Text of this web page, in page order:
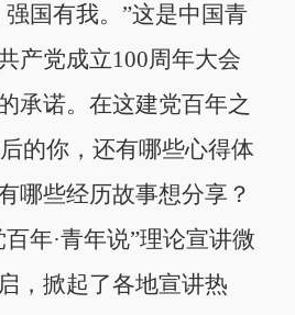
国有我。”这是中国青
产党成立100周年大会
承诺。在这建党百年之
的你，还有哪些心得体
哪些经历故事想分享？
年·青年说”理论宣讲微
，掀起了各地宣讲热